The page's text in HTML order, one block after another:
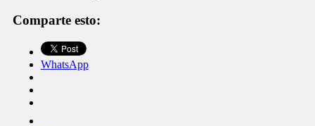
Comparte esto:
WhatsApp